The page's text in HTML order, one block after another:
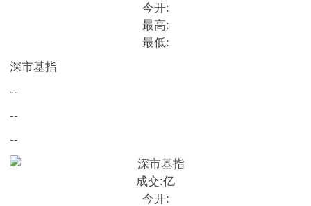
今开:
最高:
最低:
深市基指
--
--
--
成交:亿
今开: